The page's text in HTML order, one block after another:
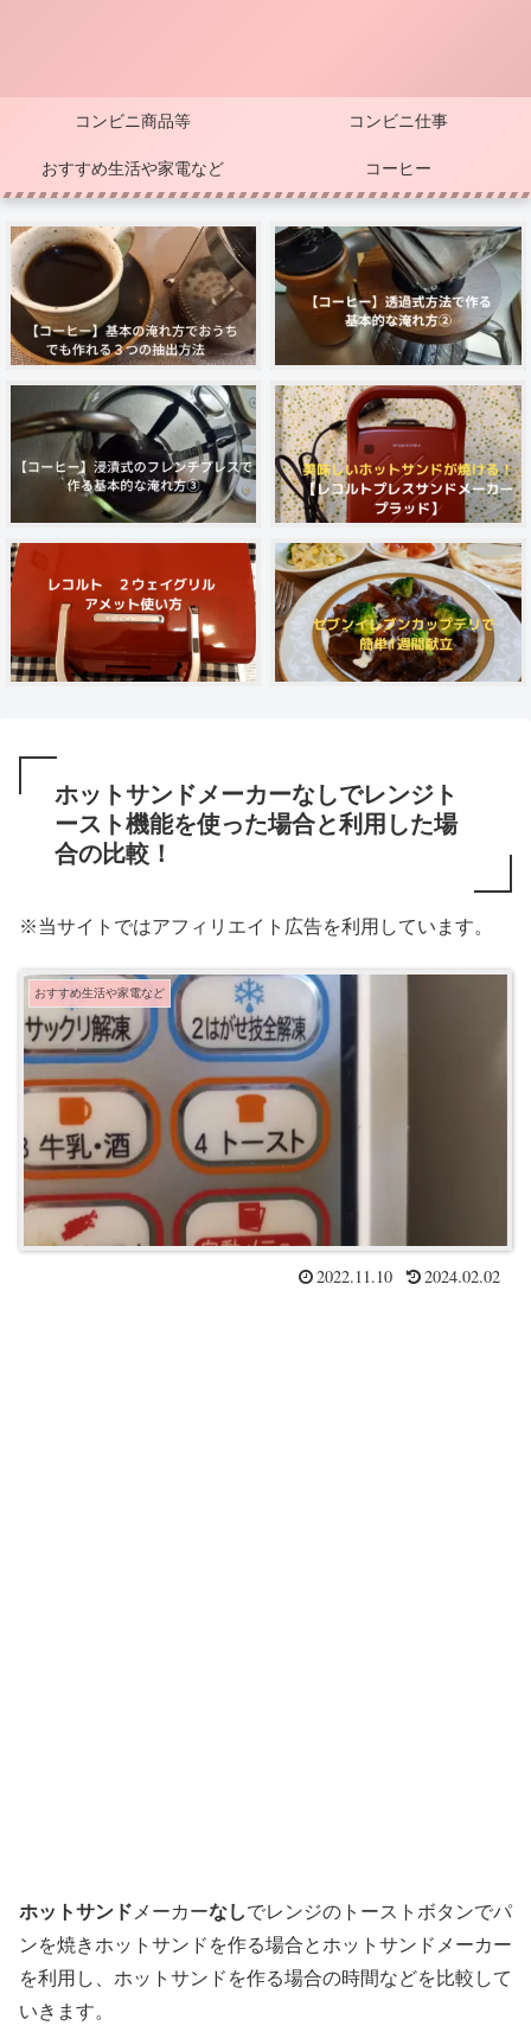
コンビニ商品等 コンビニ仕事
おすすめ生活や家電など コーヒー
ホットサンドメーカーなしでレンジト
ースト機能を使った場合と利用した場
合の比較！
※当サイトではアフィリエイト広告を利用しています。
おすすめ生活や家電など
2022.11.10 2024.02.02
ホットサンド メーカーなしでレンジのトーストボタンでパ
ンを焼きホットサンドを作る場合とホットサンドメーカー
を利用し、ホットサンドを作る場合の時間などを比較して
いきます。